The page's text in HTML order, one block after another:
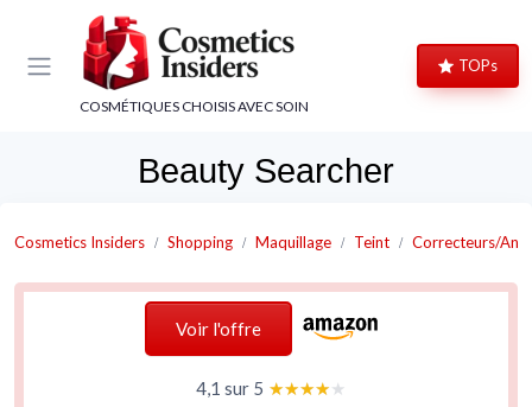
COSMÉTIQUES CHOISIS AVEC SOIN
TOPs
Beauty Searcher
Cosmetics Insiders Shopping Maquillage Teint Correcteurs/
Voir l'offre
4,1 sur 5 ★★★★★
★★★★★
Panneau de gestion des cookies